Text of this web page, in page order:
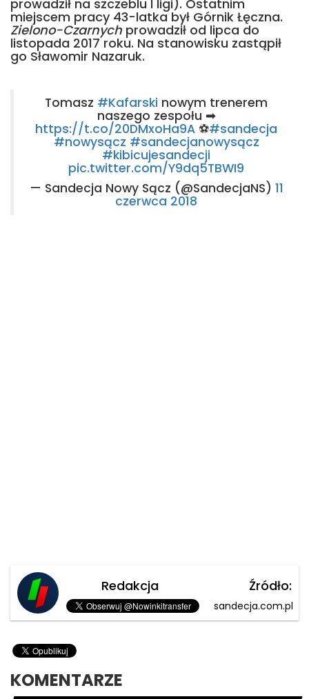
prowadził na szczeblu I ligi). Ostatnim
miejscem pracy 43-latka był Górnik Łęczna.
Zielono-Czarnych prowadził od lipca do
listopada 2017 roku. Na stanowisku zastąpił
go Sławomir Nazaruk.
Tomasz #Kafarski nowym trenerem
naszego zespołu ➡
https://t.co/20DMxoHa9A ⚽#sandecja
#nowysącz #sandecjanowysącz
#kibicujesandecji
pic.twitter.com/Y9dq5TBWI9
— Sandecja Nowy Sącz (@SandecjaNS) 11
czerwca 2018
Redakcja Źródło:
sandecja.com.pl
KOMENTARZE